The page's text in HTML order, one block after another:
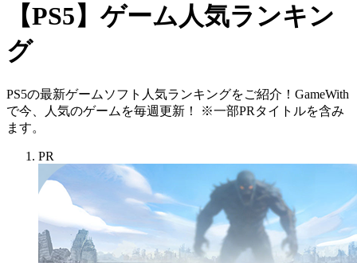
【PS5】ゲーム人気ランキン
グ
PS5の最新ゲームソフト人気ランキングをご紹介！GameWith
で今、人気のゲームを毎週更新！ ※一部PRタイトルを含み
ます。
PR